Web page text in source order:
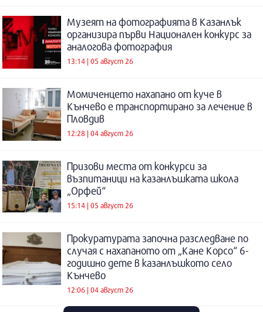
Музеят на фотографията в Казанлък
организира първи Национален конкурс за
аналогова фотография
13:14 | 05 август 26
Момиченцето нахапано от куче в
Кънчево е транспортирано за лечение в
Пловдив
12:28 | 04 август 26
Призови места от конкурси за
възпитаници на казанлъшката школа
„Орфей“
15:14 | 05 август 26
Прокуратурата започна разследване по
случая с нахапаното от „Кане Корсо“ 6-
годишно дете в казанлъшкото село
Кънчево
12:06 | 04 август 26